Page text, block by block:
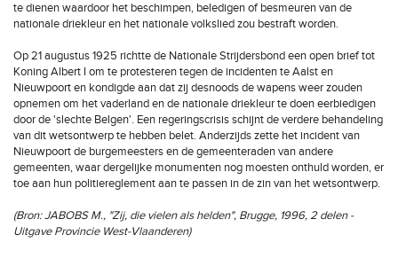
te dienen waardoor het beschimpen, beledigen of besmeuren van de
nationale driekleur en het nationale volkslied zou bestraft worden.
Op 21 augustus 1925 richtte de Nationale Strijdersbond een open brief tot
Koning Albert I om te protesteren tegen de incidenten te Aalst en
Nieuwpoort en kondigde aan dat zij desnoods de wapens weer zouden
opnemen om het vaderland en de nationale driekleur te doen eerbiedigen
door de 'slechte Belgen'. Een regeringscrisis schijnt de verdere behandeling
van dit wetsontwerp te hebben belet. Anderzijds zette het incident van
Nieuwpoort de burgemeesters en de gemeenteraden van andere
gemeenten, waar dergelijke monumenten nog moesten onthuld worden, er
toe aan hun politiereglement aan te passen in de zin van het wetsontwerp.
(Bron: JABOBS M., "Zij, die vielen als helden", Brugge, 1996, 2 delen -
Uitgave Provincie West-Vlaanderen)